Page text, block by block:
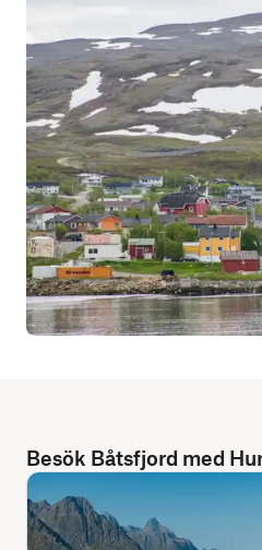
Besök Båtsfjord med